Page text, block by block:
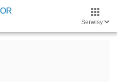
Serwisy